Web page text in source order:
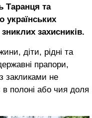
Таранця та
українських
захисників.
діти, рідні та
прапори,
закликами не
полоні або чия доля